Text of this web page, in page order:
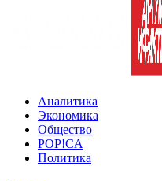
Аналитика
Экономика
Общество
POP!CA
Политика